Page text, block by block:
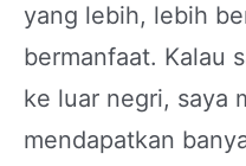
yang lebih, lebih
bermanfaat. Kalau
ke luar negri, saya
mendapatkan